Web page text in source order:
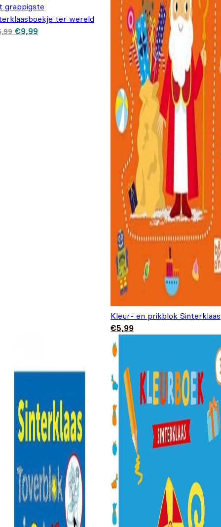
grappigste
ter wereld
Oorspronkelijke prijs was: €16,99.
€9,99Huidige prijs is: €9,99.
Kleur- en prikblok Sinterklaas
€5,99